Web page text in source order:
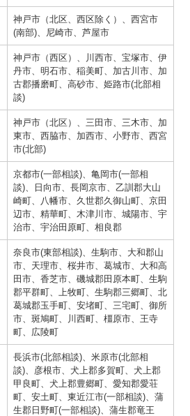
神戸市（北区、西区除く）、西宮市
(南部)、尼崎市、芦屋市
神戸市（西区）、川西市、宝塚市、伊
丹市、明石市、稲美町、加古川市、加
古郡播磨町、高砂市、姫路市(北部相
談)
神戸市（北区）、三田市、三木市、加
東市、西脇市、加西市、小野市、西宮
市(北部)
京都市(一部相談)、亀岡市(一部相
談)、日向市、長岡京市、乙訓郡大山
崎町、八幡市、久世郡久御山町、京田
辺市、精華町、木津川市、城陽市、宇
治市、宇治田原町、相良郡
奈良市(東部相談)、生駒市、大和郡山
市、天理市、桜井市、葛城市、大和高
田市、香芝市、磯城郡田原本町、生駒
郡平群町、上牧町、生駒郡三郷町、北
葛城郡玉手町、安堵町、三宅町、御所
市、斑鳩町、川西町、橿原市、王寺
町、広陵町
長浜市(北部相談)、米原市(北部相
談)、彦根市、犬上郡多賀町、犬上郡
甲良町、犬上郡豊郷町、愛知郡愛荘
町、安土町、東近江市(一部相談)、蒲
生郡日野町(一部相談)、蒲生郡竜王